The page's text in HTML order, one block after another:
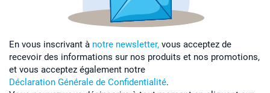
En vous inscrivant à notre newsletter, vous acceptez de
recevoir des informations sur nos produits et nos promotions,
et vous acceptez également notre
Déclaration Générale de Confidentialité.